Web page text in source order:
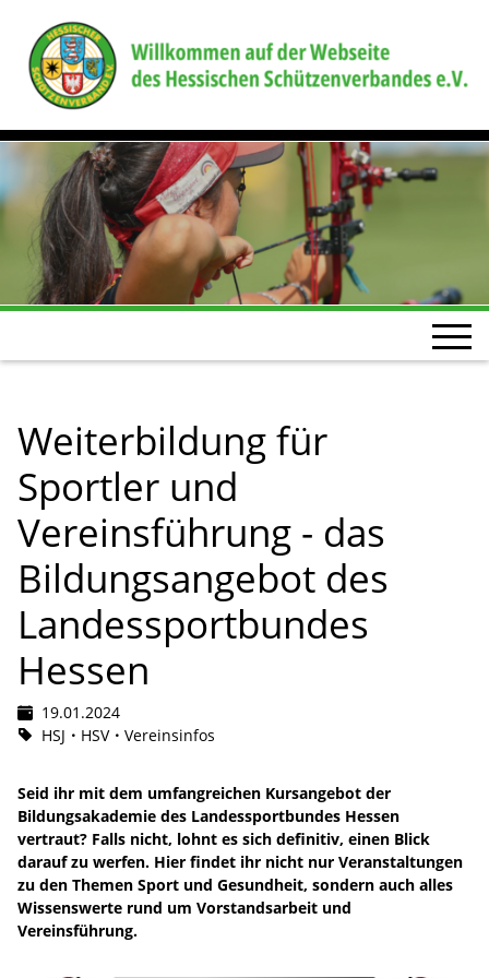
Weiterbildung für
Sportler und
Vereinsführung - das
Bildungsangebot des
Landessportbundes
Hessen
19.01.2024
HSJ
HSV Vereinsinfos
Seid ihr mit dem umfangreichen Kursangebot der
Bildungsakademie des Landessportbundes Hessen
vertraut? Falls nicht, lohnt es sich definitiv, einen Blick
darauf zu werfen. Hier findet ihr nicht nur Veranstaltungen
zu den Themen Sport und Gesundheit, sondern auch alles
Wissenswerte rund um Vorstandsarbeit und
Vereinsführung.